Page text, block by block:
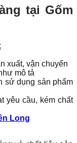
tại Gốm
xuất, vận chuyển
mô tả
sử dụng sản phẩm
yêu cầu, kém chất
Long